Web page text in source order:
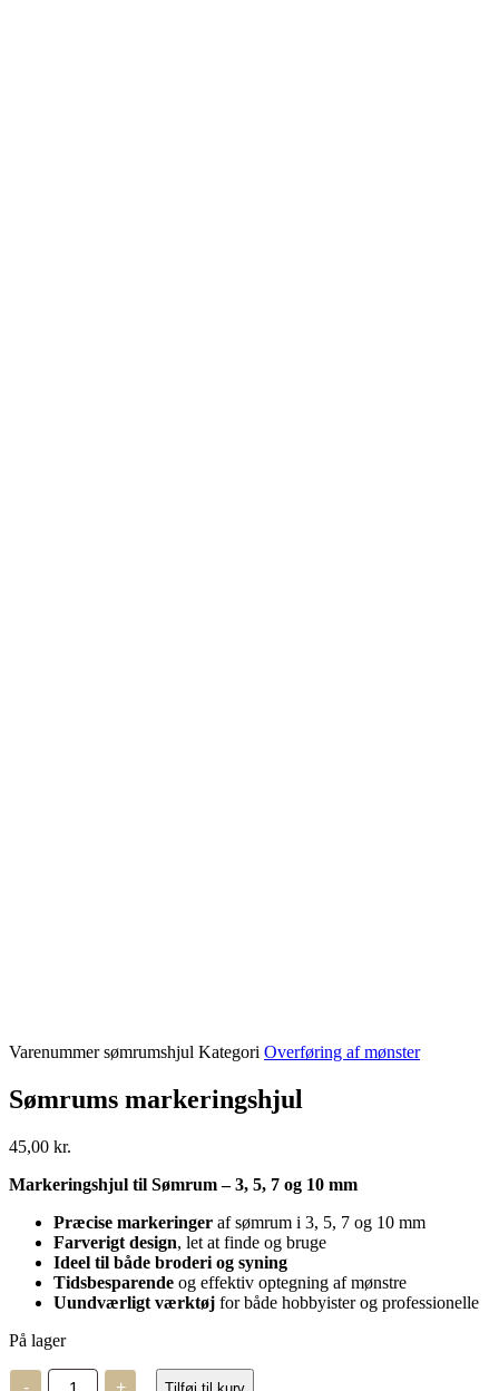
Varenummersømrumshjul Kategori Overføring af mønster
Sømrums markeringshjul
45,00 kr.
Markeringshjul til Sømrum – 3, 5, 7 og 10 mm
Præcise markeringer af sømrum i 3, 5, 7 og 10 mm
Farverigt design, let at finde og bruge
Ideel til både broderi og syning
Tidsbesparende og effektiv optegning af mønstre
Uundværligt værktøj for både hobbyister og professionelle
På lager
Sømrums